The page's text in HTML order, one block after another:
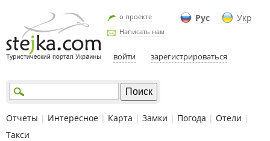
Рус Укр
о проекте
Написать нам
войти зарегистрироваться
Отчеты | Интересное | Карта | Замки | Погода | Отели |
Такси